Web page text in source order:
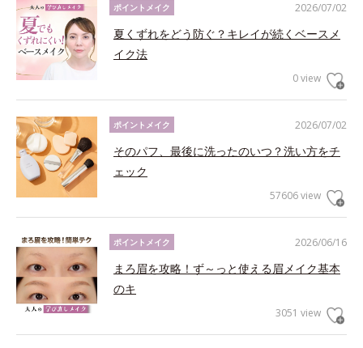
2026/07/02
ポイントメイク
夏くずれをどう防ぐ？キレイが続くベースメ
イク法
0 view
2026/07/02
ポイントメイク
そのパフ、最後に洗ったのいつ？洗い方をチ
ェック
57606 view
2026/06/16
ポイントメイク
まろ眉を攻略！ず～っと使える眉メイク基本
のキ
3051 view